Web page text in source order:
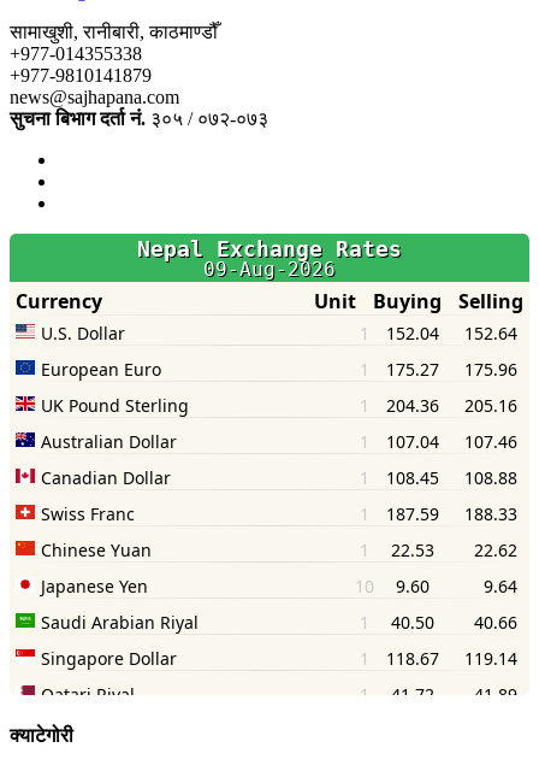
सामाखुशी, रानीबारी, काठमाण्डौँ
+977-014355338
+977-9810141879
news@sajhapana.com
सुचना बिभाग दर्ता नं. ३०५ / ०७२-०७३
क्याटेगोरी